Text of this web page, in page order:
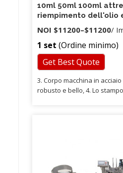
10ml 50ml 100ml
riempimento dell'olio
macchina per il
per tintura della
riempimento della
NOI $11200–$11200/
1 set (Ordine minimo)
Get Best Quote
3. Corpo macchina in
robusto e bello, 4. Lo
garantire la qualità di
materiali del tubo.